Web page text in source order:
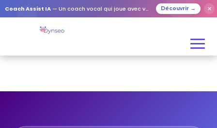
Coach Assist IA — Un coach vocal qui joue avec vos proches Découvrir → ✕